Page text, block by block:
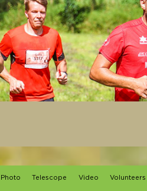
Photo Telescope Video Volunteers